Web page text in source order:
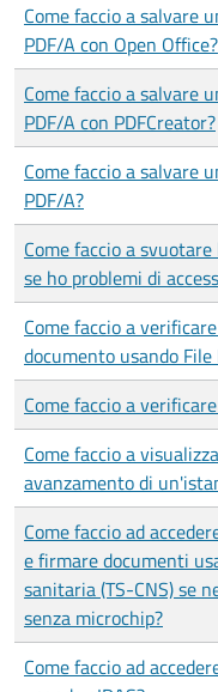
Come faccio a salvare
PDF/A con Open Office?
Come faccio a salvare
PDF/A con PDFCreator?
Come faccio a salvare
PDF/A?
Come faccio a
se ho problemi di
Come faccio a
documento usando
Come faccio a
Come faccio a
avanzamento di
Come faccio ad
e firmare documenti
sanitaria (TS-CNS) se
senza microchip?
Come faccio ad